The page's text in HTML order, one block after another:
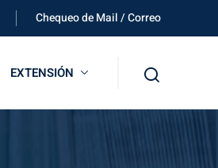
Chequeo de Mail / Correo
EXTENSIÓN